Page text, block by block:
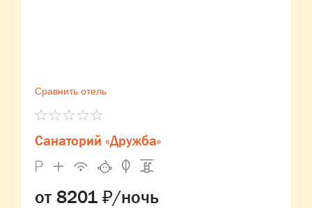
Сравнить отель
Санаторий «Дружба»
от 8201 ₽/ночь